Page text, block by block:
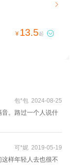

¥ 13.5起 
包*包 2024-08-25
。路过一个人说什
可*妮 2019-05-19
样年轻人去也很不